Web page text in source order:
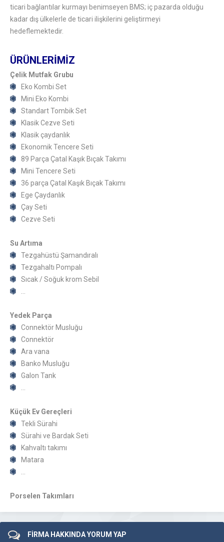
ticari bağlantılar kurmayı benimseyen BMS; iç pazarda olduğu
kadar dış ülkelerle de ticari ilişkilerini geliştirmeyi
hedeflemektedir.
ÜRÜNLERİMİZ
Çelik Mutfak Grubu
Eko Kombi Set
Mini Eko Kombi
Standart Tombik Set
Klasik Cezve Seti
Klasik çaydanlık
Ekonomik Tencere Seti
89 Parça Çatal Kaşık Bıçak Takımı
Mini Tencere Seti
36 parça Çatal Kaşık Bıçak Takımı
Ege Çaydanlık
Çay Seti
Cezve Seti
Su Artıma
Tezgahüstü Şamandıralı
Tezgahaltı Pompalı
Sıcak / Soğuk krom Sebil
Yedek Parça
Connektör Musluğu
Connektör
Ara vana
Banko Musluğu
Galon Tank
Küçük Ev Gereçleri
Tekli Sürahi
Sürahi ve Bardak Seti
Kahvaltı takımı
Matara
Porselen Takımları
FİRMA HAKKINDA YORUM YAP